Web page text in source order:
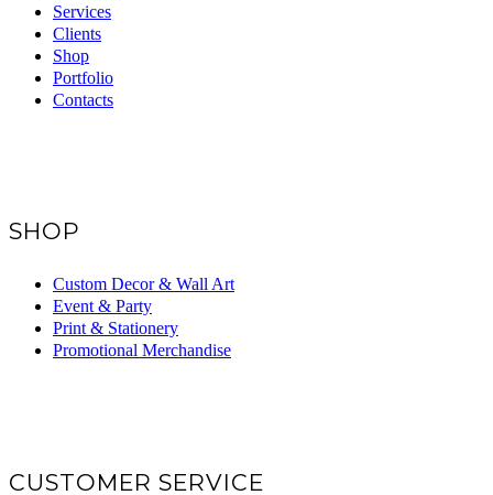
Services
Clients
Shop
Portfolio
Contacts
SHOP
Custom Decor & Wall Art
Event & Party
Print & Stationery
Promotional Merchandise
CUSTOMER SERVICE